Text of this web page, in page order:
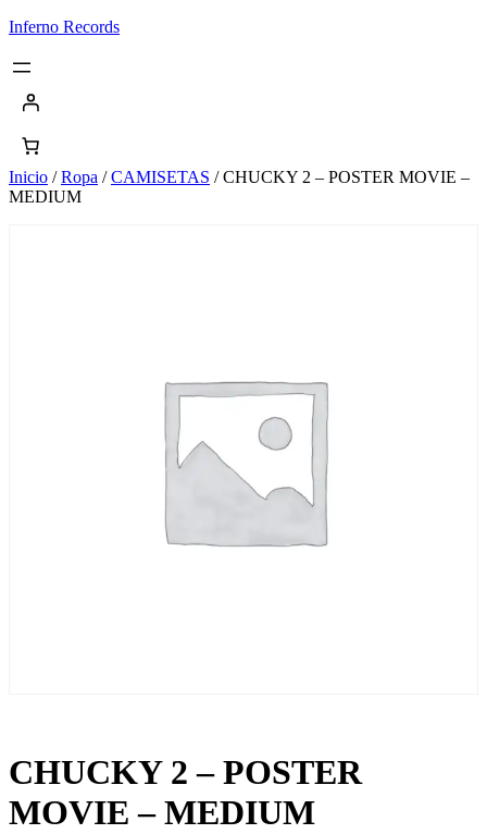
Saltar
contenido
Inferno Records
Inicio /Ropa /CAMISETAS / CHUCKY 2 – POSTER MOVIE –
MEDIUM
CHUCKY 2 – POSTER
MOVIE – MEDIUM